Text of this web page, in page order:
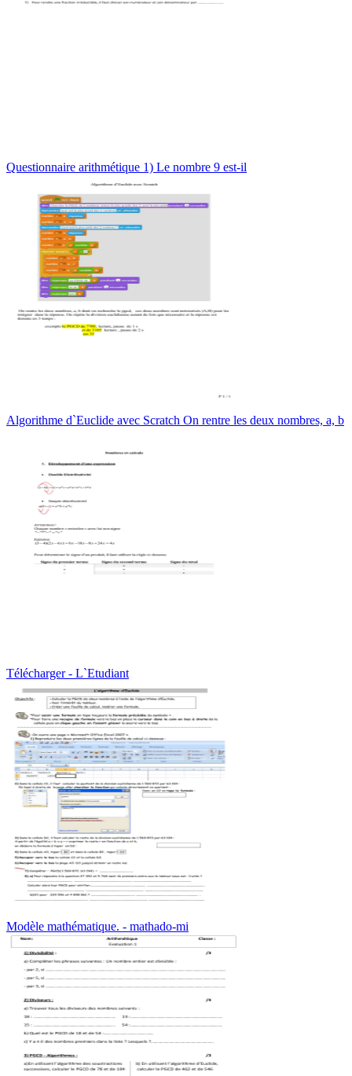
Questionnaire arithmétique 1) Le nombre 9 est-il
Algorithme d`Euclide avec Scratch On rentre les deux nombres, a, b
Télécharger - L`Etudiant
Modèle mathématique. - mathado-mi